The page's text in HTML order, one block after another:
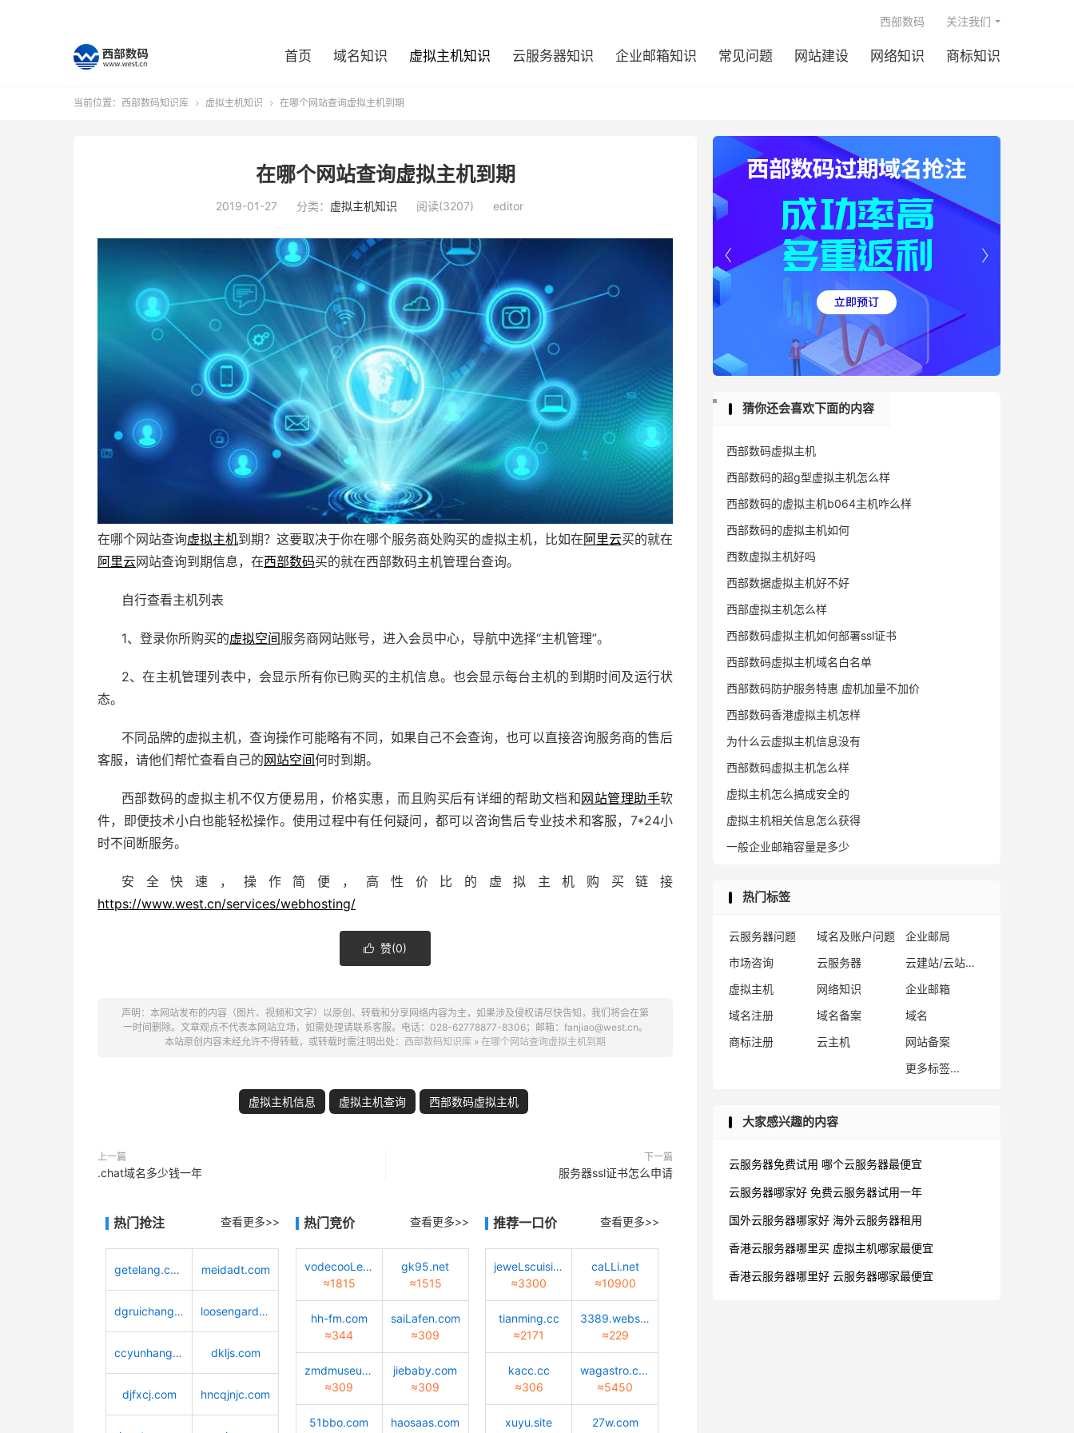
首页 域名知识 虚拟主机知识 云服务器知识 企业邮箱知识 常见问题 网站建设 网络知识 商标知识
西部数码 关注我们
当前位置： 西部数码知识库  虚拟主机知识  在哪个网站查询虚拟主机到期
在哪个网站查询虚拟主机到期
2019-01-27 分类： 虚拟主机知识 阅读(3207) editor
在哪个网站查询虚拟主机到期？这要取决于你在哪个服务商处购买的虚拟主机，比如在阿里云买的就在
阿里云网站查询到期信息，在西部数码买的就在西部数码主机管理台查询。
自行查看主机列表
1、登录你所购买的虚拟空间服务商网站账号，进入会员中心，导航中选择“主机管理”。
2、在主机管理列表中，会显示所有你已购买的主机信息。也会显示每台主机的到期时间及运行状
态。
不同品牌的虚拟主机，查询操作可能略有不同，如果自己不会查询，也可以直接咨询服务商的售后
客服，请他们帮忙查看自己的网站空间何时到期。
西部数码的虚拟主机不仅方便易用，价格实惠，而且购买后有详细的帮助文档和网站管理助手软
件，即便技术小白也能轻松操作。使用过程中有任何疑问，都可以咨询售后专业技术和客服，7*24小
时不间断服务。
安全快速，操作简便，高性价比的虚拟主机购买链接
https://www.west.cn/services/webhosting/
 赞(0)
声明：本网站发布的内容（图片、视频和文字）以原创、转载和分享网络内容为主，如果涉及侵权请尽快告知，我们将会在第
一时间删除。文章观点不代表本网站立场，如需处理请联系客服。电话：028-62778877-8306；邮箱：fanjiao@west.cn。
本站原创内容未经允许不得转载，或转载时需注明出处： 西部数码知识库 » 在哪个网站查询虚拟主机到期
虚拟主机信息 虚拟主机查询 西部数码虚拟主机
上一篇
.chat域名多少钱一年
下一篇
服务器ssl证书怎么申请
热门抢注 查看更多>>
getelang.com meidadt.com
dgruichang.com loosengarden.com
ccyunhang.com dkljs.com
djfxcj.com hncqjnjc.com
热门竞价 查看更多>>
vodecooLer.cn
≈1815
gk95.net
≈1515
hh-fm.com
≈344
saiLafen.com
≈309
zmdmuseum.com
≈309
jiebaby.com
≈309
51bbo.com
haosaas.com
推荐一口价 查看更多>>
jeweLscuisine.com
≈3300
caLLi.net
≈10900
tianming.cc
≈2171
3389.website
≈229
kacc.cc
≈306
wagastro.com
≈5450
xuyu.site
27w.com


猜你还会喜欢下面的内容
西部数码虚拟主机
西部数码的超g型虚拟主机怎么样
西部数码的虚拟主机b064主机咋么样
西部数码的虚拟主机如何
西数虚拟主机好吗
西部数据虚拟主机好不好
西部虚拟主机怎么样
西部数码虚拟主机如何部署ssl证书
西部数码虚拟主机域名白名单
西部数码防护服务特惠 虚机加量不加价
西部数码香港虚拟主机怎样
为什么云虚拟主机信息没有
西部数码虚拟主机怎么样
虚拟主机怎么搞成安全的
虚拟主机相关信息怎么获得
一般企业邮箱容量是多少
热门标签
云服务器问题 域名及账户问题
企业邮局
市场咨询
云服务器
云建站/云站群/小程序
虚拟主机
网络知识
企业邮箱
域名注册
域名备案
域名
商标注册
云主机
网站备案
更多标签...
大家感兴趣的内容
云服务器免费试用 哪个云服务器最便宜
云服务器哪家好 免费云服务器试用一年
国外云服务器哪家好 海外云服务器租用
香港云服务器哪里买 虚拟主机哪家最便宜
香港云服务器哪里好 云服务器哪家最便宜